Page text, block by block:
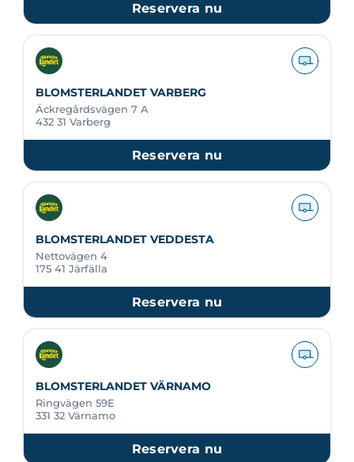
Reservera nu
BLOMSTERLANDET VARBERG
Äckregårdsvägen 7 A
432 31 Varberg
Reservera nu
BLOMSTERLANDET VEDDESTA
Nettovägen 4
175 41 Järfälla
Reservera nu
BLOMSTERLANDET VÄRNAMO
Ringvägen 59E
331 32 Värnamo
Reservera nu